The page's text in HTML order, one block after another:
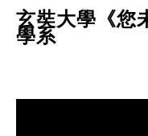
玄奘大學《您
學系